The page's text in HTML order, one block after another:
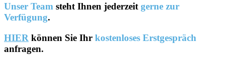
Unser Team steht Ihnen jederzeit gerne zur
Verfügung.
HIER können Sie Ihr kostenloses Erstgespräch
anfragen.